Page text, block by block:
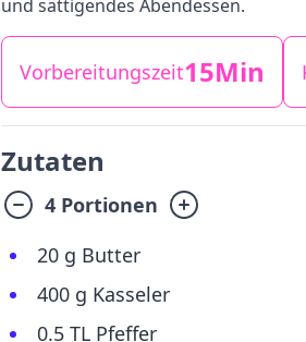
und sättigendes Abendessen.
Vorbereitungszeit15Min
Zutaten
4 Portionen
20 g Butter
400 g Kasseler
0.5 TL Pfeffer